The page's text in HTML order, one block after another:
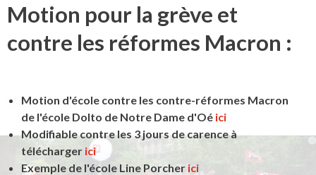
Motion pour la grève et
contre les réformes Macron :
Motion d'école contre les contre-réformes Macron
de l'école Dolto de Notre Dame d'Oé ici
Modifiable contre les 3 jours de carence à
télécharger ici
Exemple de l'école Line Porcher ici